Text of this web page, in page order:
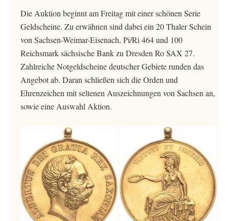
Die Auktion beginnt am Freitag mit einer schönen Serie
Geldscheine. Zu erwähnen sind dabei ein 20 Thaler Schein
von Sachsen-Weimar-Eisenach, Pi/Ri 464 und 100
Reichsmark sächsische Bank zu Dresden Ro SAX 27.
Zahlreiche Notgeldscheine deutscher Gebiete runden das
Angebot ab. Daran schließen sich die Orden und
Ehrenzeichen mit seltenen Auszeichnungen von Sachsen an,
sowie eine Auswahl Aktion.